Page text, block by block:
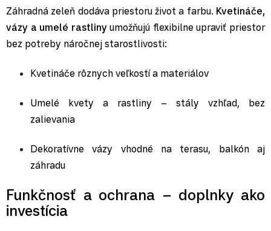
Záhradná zeleň dodáva priestoru život a farbu. Kvetináče,
vázy a umelé rastlinyumožňujú flexibilne upraviť priestor
bez potreby náročnej starostlivosti:
Kvetináče rôznych veľkostí a materiálov
Umelé kvety a rastliny – stály vzhľad, bez
zalievania
Dekoratívne vázy vhodné na terasu, balkón aj
záhradu
Funkčnosť a ochrana – doplnky ako
investícia